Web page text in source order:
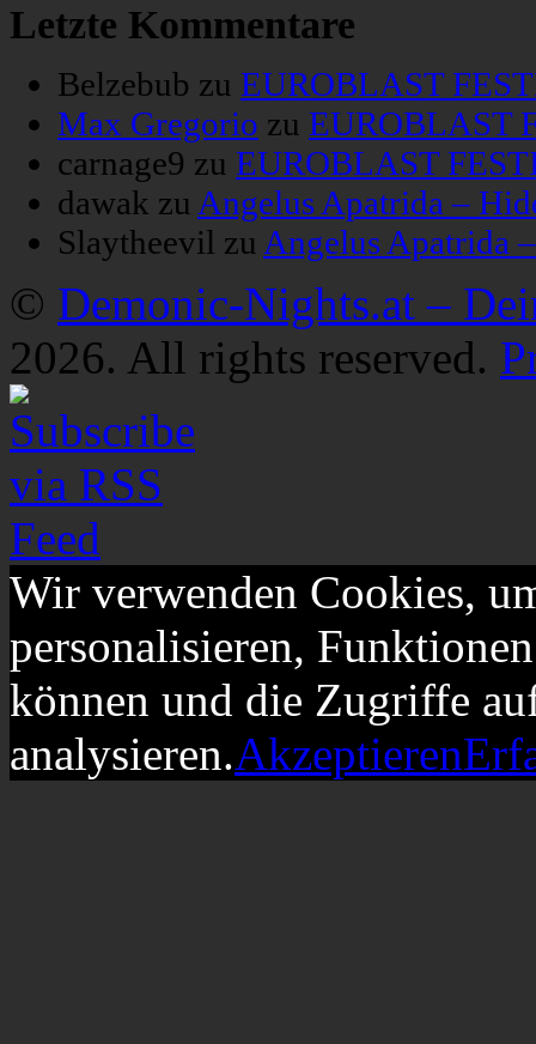
Letzte Kommentare
Belzebub zu EUROBLAST
Max Gregorio zu EUROBLAST
carnage9 zu EUROBLAST
dawak zuAngelus Apatrida –
Slaytheevil zuAngelus Apatrida
© Demonic-Nights.at –
2026. All rights reserved.
Wir verwenden Cookies,
personalisieren,
können und die Zugriffe
analysieren.Akzeptieren